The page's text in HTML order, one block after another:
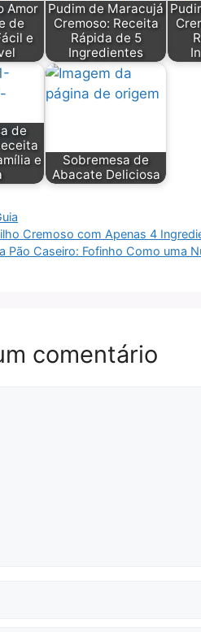
Amor
de
e
Pudim de Maracujá
Cremoso: Receita
Rápida de 5
Ingredientes
de
e
Sobremesa de
Abacate Deliciosa
Cremoso com Apenas 4
Pão Caseiro: Fofinho Como uma
comentário